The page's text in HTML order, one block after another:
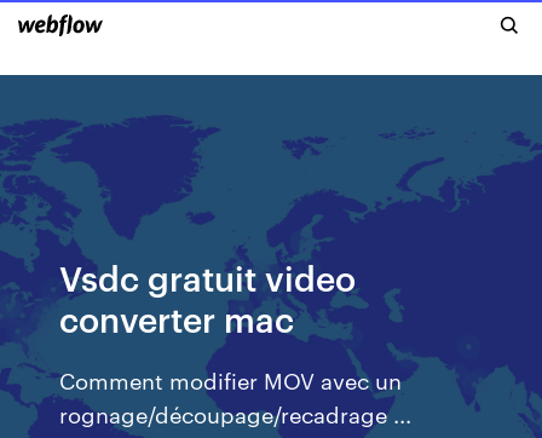
Vsdc gratuit video
converter mac
Comment modifier MOV avec un
rognage/découpage/recadrage ...